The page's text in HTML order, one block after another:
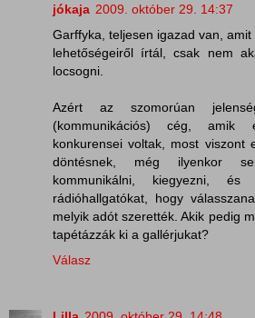
jókaja 2009. október 29. 14:37
Garffyka, teljesen igazad van,
lehetőségeiről írtál, csak nem
locsogni.
Azért az szomorúan
(kommunikációs) cég, amik
konkurensei voltak, most viszont
döntésnek, még ilyenkor
kommunikálni, kiegyezni,
rádióhallgatókat, hogy
melyik adót szerették. Akik pedig
tapétázzák ki a gallérjukat?
Válasz